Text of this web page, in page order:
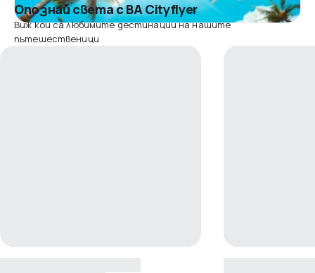
Опознай света с BA Cityflyer
Виж кои са любимите дестинации на нашите
пътешественици